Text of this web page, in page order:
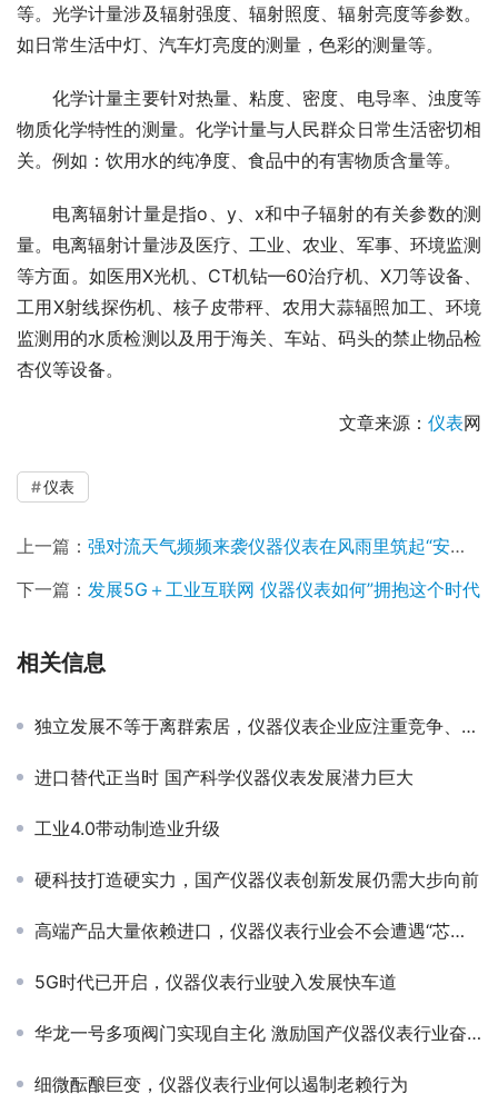
等。光学计量涉及辐射强度、辐射照度、辐射亮度等参数。
如日常生活中灯、汽车灯亮度的测量，色彩的测量等。
化学计量主要针对热量、粘度、密度、电导率、浊度等
物质化学特性的测量。化学计量与人民群众日常生活密切相
关。例如：饮用水的纯净度、食品中的有害物质含量等。
电离辐射计量是指o、y、x和中子辐射的有关参数的测
量。电离辐射计量涉及医疗、工业、农业、军事、环境监测
等方面。如医用X光机、CT机钻—60治疗机、X刀等设备、
工用X射线探伤机、核子皮带秤、农用大蒜辐照加工、环境
监测用的水质检测以及用于海关、车站、码头的禁止物品检
杏仪等设备。
文章来源： 仪表网
仪表
上一篇： 强对流天气频频来袭仪器仪表在风雨里筑起“安全堤坝”
下一篇： 发展5G＋工业互联网 仪器仪表如何”拥抱这个时代
相关信息
独立发展不等于离群索居，仪器仪表企业应注重竞争、学习
进口替代正当时 国产科学仪器仪表发展潜力巨大
工业4.0带动制造业升级
硬科技打造硬实力，国产仪器仪表创新发展仍需大步向前
高端产品大量依赖进口，仪器仪表行业会不会遭遇“芯片”危机？
5G时代已开启，仪器仪表行业驶入发展快车道
华龙一号多项阀门实现自主化 激励国产仪器仪表行业奋进
细微酝酿巨变，仪器仪表行业何以遏制老赖行为